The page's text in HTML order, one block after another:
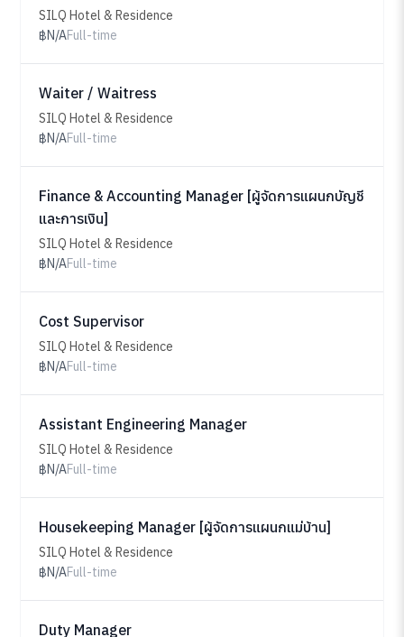
SILQ Hotel & Residence
฿N/AFull-time
Waiter / Waitress
SILQ Hotel & Residence
฿N/AFull-time
Finance & Accounting Manager [ผู้จัดการแผนกบัญชี
และการเงิน]
SILQ Hotel & Residence
฿N/AFull-time
Cost Supervisor
SILQ Hotel & Residence
฿N/AFull-time
Assistant Engineering Manager
SILQ Hotel & Residence
฿N/AFull-time
Housekeeping Manager [ผู้จัดการแผนกแม่บ้าน]
SILQ Hotel & Residence
฿N/AFull-time
Duty Manager